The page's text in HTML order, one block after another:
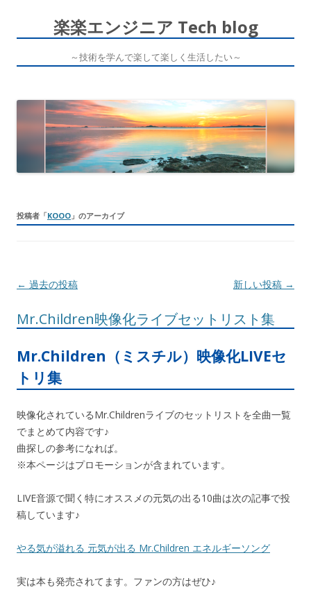
楽楽エンジニア Tech blog
～技術を学んで楽して楽しく生活したい～
ン
テ
ン
ツ
へ
ス
キ
ッ
プ
投稿者「KOOO 」のアーカイブ
投
ナ
ゲ
ー
ョ
ン
← 過去の投稿 新しい投稿 →
Mr.Children映像化ライブセットリスト集
Mr.Children（ミスチル）映像化LIVEセ
トリ集
映像化されているMr.Childrenライブのセットリストを全曲一覧
でまとめて内容です♪
曲探しの参考になれば。
※本ページはプロモーションが含まれています。
LIVE音源で聞く特にオススメの元気の出る10曲は次の記事で投
稿しています♪
やる気が溢れる 元気が出る Mr.Children エネルギーソング
実は本も発売されてます。ファンの方はぜひ♪